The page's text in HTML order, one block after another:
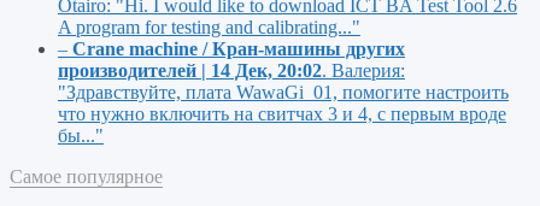
Otairo: "Hi. I would like to download ICT BA Test Tool 2.6
A program for testing and calibrating..."
– Crane machine / Кран-машины других
производителей | 14 Дек, 20:02. Валерия:
"Здравствуйте, плата WawaGi_01, помогите настроить
что нужно включить на свитчах 3 и 4, с первым вроде
бы..."
Самое популярное